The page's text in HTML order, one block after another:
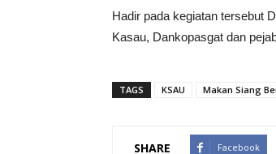
Hadir pada kegiatan tersebut
Kasau, Dankopasgat dan
TAGS KSAU Makan Siang
SHARE Facebook